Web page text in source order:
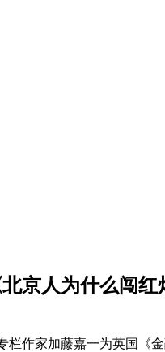
京人为什么闯红
作家加藤嘉一为英国《